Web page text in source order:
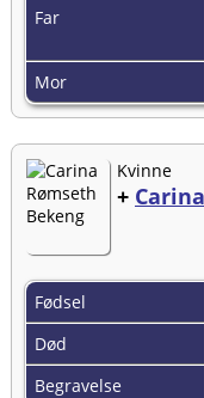
Far
Mor
Kvinne
+
Fødsel
Død
Begravelse